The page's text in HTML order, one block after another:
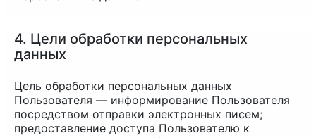
4. Цели обработки персональных
данных
Цель обработки персональных данных
Пользователя — информирование Пользователя
посредством отправки электронных писем;
предоставление доступа Пользователю к